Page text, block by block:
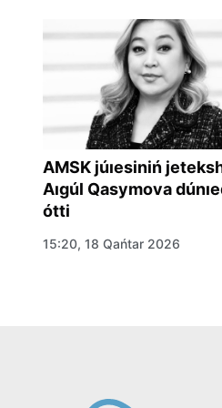
AMSK júıesiniń
Aıgúl Qasymova
ótti
15:20, 18 Qańtar 2026